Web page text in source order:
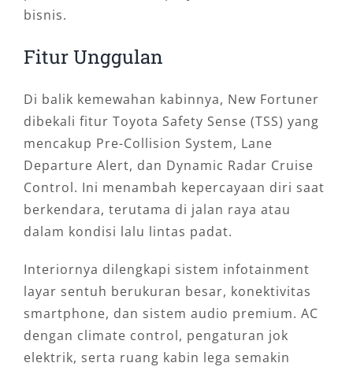
bisnis.
Fitur Unggulan
Di balik kemewahan kabinnya, New Fortuner
dibekali fitur Toyota Safety Sense (TSS) yang
mencakup Pre-Collision System, Lane
Departure Alert, dan Dynamic Radar Cruise
Control. Ini menambah kepercayaan diri saat
berkendara, terutama di jalan raya atau
dalam kondisi lalu lintas padat.
Interiornya dilengkapi sistem infotainment
layar sentuh berukuran besar, konektivitas
smartphone, dan sistem audio premium. AC
dengan climate control, pengaturan jok
elektrik, serta ruang kabin lega semakin